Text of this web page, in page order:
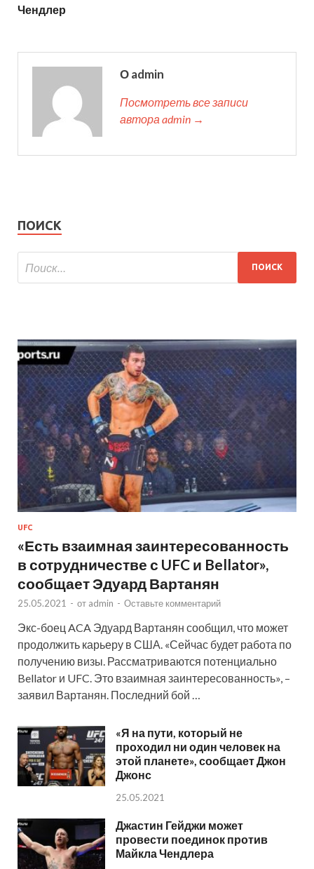
Чендлер
О admin
Посмотреть все записи
автора admin →
ПОИСК
UFC
«Есть взаимная заинтересованность
в сотрудничестве с UFC и Bellator»,
сообщает Эдуард Вартанян
25.05.2021 - от admin - Оставьте комментарий
Экс-боец ACA Эдуард Вартанян сообщил, что может
продолжить карьеру в США. «Сейчас будет работа по
получению визы. Рассматриваются потенциально
Bellator и UFC. Это взаимная заинтересованность», –
заявил Вартанян. Последний бой …
«Я на пути, который не
проходил ни один человек на
этой планете», сообщает Джон
Джонс
25.05.2021
Джастин Гейджи может
провести поединок против
Майкла Чендлера